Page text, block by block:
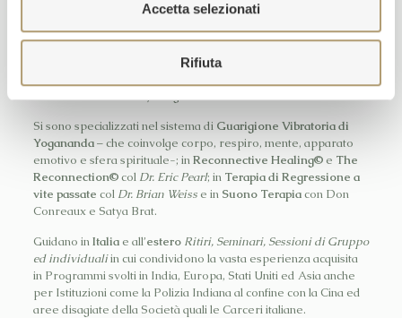
Accetta selezionati
Rifiuta
Dopo la Laurea in India a New Delhi, Vivek, in Letteratura
Inglese e venti anni di imprenditoria con multinazionali, e
Cecilia dopo la laurea in Italia, a Firenze, in Storia dell’Arte e
studio a Londra da Sotheby’s, si sono dedicati alla Scienza e
Si sono specializzati nel sistema di Guarigione Vibratoria di
Yogananda– che coinvolge corpo, respiro, mente, apparato
emotivo e sfera spirituale-; inReconnective Healing©e The
Reconnection©col Dr. Eric Pearl; in Terapia di Regressione a
vite passate colDr. Brian Weisse in Suono Terapiacon Don
Conreaux e Satya Brat.
Guidano inItaliae all’estero Ritiri, Seminari, Sessioni di Gruppo
ed individualiin cui condividono la vasta esperienza acquisita
in Programmi svolti in India, Europa, Stati Uniti ed Asia anche
per Istituzioni come la Polizia Indiana al confine con la Cina ed
aree disagiate della Società quali le Carceri italiane.